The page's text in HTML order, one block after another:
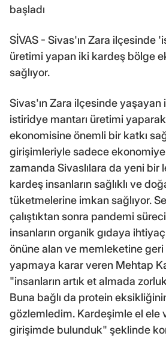
başladı
SİVAS - Sivas'ın Zara ilçesinde
üretimi yapan iki kardeş bölge
sağlıyor.
Sivas'ın Zara ilçesinde yaşayan
istiridye mantarı üretimi
ekonomisine önemli bir katkı
girişimleriyle sadece ekonomiye
zamanda Sivaslılara da yeni bir
kardeş insanların sağlıklı ve
tüketmelerine imkan sağlıyor.
çalıştıktan sonra pandemi
insanların organik gıdaya
önüne alan ve memleketine
yapmaya karar veren Mehtap
"insanların artık et almada
Buna bağlı da protein
gözlemledim. Kardeşimle el ele
girişimde bulunduk" şeklinde